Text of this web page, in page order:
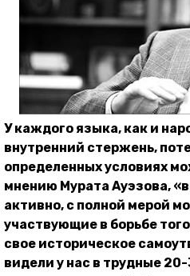
У каждого языка, как и
внутренний стержень,
определенных условиях
мнению Мурата Ауэзова,
активно, с полной мерой
участвующие в борьбе
свое историческое
видели у нас в трудные